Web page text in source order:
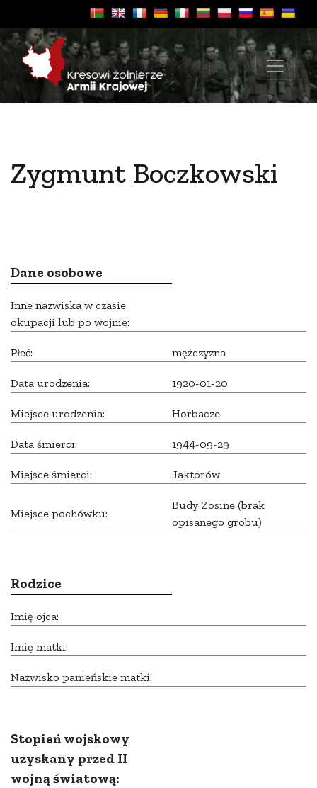
Zygmunt Boczkowski
Dane osobowe
Inne nazwiska w czasie
okupacji lub po wojnie:
Płeć: mężczyzna
Data urodzenia: 1920-01-20
Miejsce urodzenia: Horbacze
Data śmierci: 1944-09-29
Miejsce śmierci: Jaktorów
Miejsce pochówku:
Budy Zosine (brak
opisanego grobu)
Rodzice
Imię ojca:
Imię matki:
Nazwisko panieńskie matki:
Stopień wojskowy
uzyskany przed II
wojną światową: